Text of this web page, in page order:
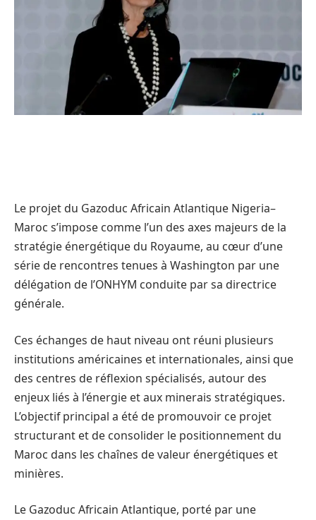
Le projet du Gazoduc Africain Atlantique Nigeria–
Maroc s’impose comme l’un des axes majeurs de la
stratégie énergétique du Royaume, au cœur d’une
série de rencontres tenues à Washington par une
délégation de l’ONHYM conduite par sa directrice
générale.
Ces échanges de haut niveau ont réuni plusieurs
institutions américaines et internationales, ainsi que
des centres de réflexion spécialisés, autour des
enjeux liés à l’énergie et aux minerais stratégiques.
L’objectif principal a été de promouvoir ce projet
structurant et de consolider le positionnement du
Maroc dans les chaînes de valeur énergétiques et
minières.
Le Gazoduc Africain Atlantique, porté par une